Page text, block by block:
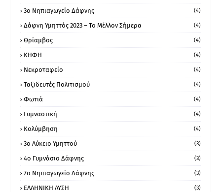
3ο Νηπιαγωγείο Δάφνης (4)
Δάφνη Υμηττός 2023 – Το Μέλλον Σήμερα (4)
Θρίαμβος (4)
ΚΗΦΗ (4)
Νεκροταφείο (4)
Ταξιδευτές Πολιτισμού (4)
Φωτιά (4)
Γυμναστική (4)
Κολύμβηση (4)
3ο Λύκειο Υμηττού (3)
4ο Γυμνάσιο Δάφνης (3)
7ο Νηπιαγωγείο Δάφνης (3)
ΕΛΛΗΝΙΚΗ ΛΥΣΗ (3)